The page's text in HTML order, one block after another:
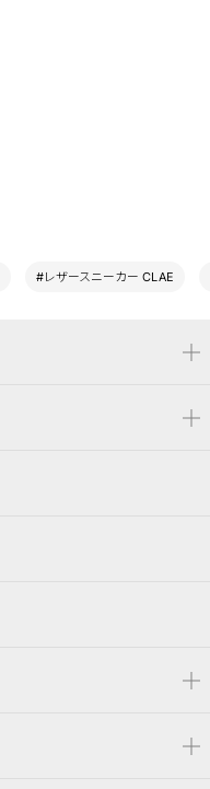
#レザースニーカー CLAE